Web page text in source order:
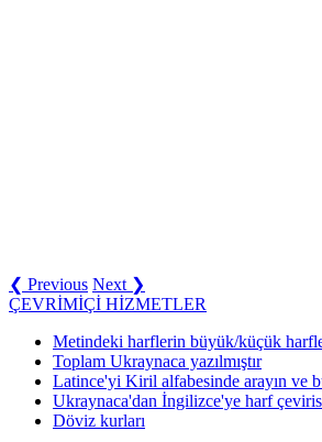
❮ Previous Next ❯
ÇEVRİMİÇİ HİZMETLER
Metindeki harflerin büyük/küçük
Toplam Ukraynaca yazılmıştır
Latince'yi Kiril alfabesinde arayın ve
Ukraynaca'dan İngilizce'ye harf
Döviz kurları